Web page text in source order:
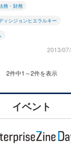
務・財務
ィシジョンヒエラルキー
2013/07/
2件中1～2件を表示
イベント